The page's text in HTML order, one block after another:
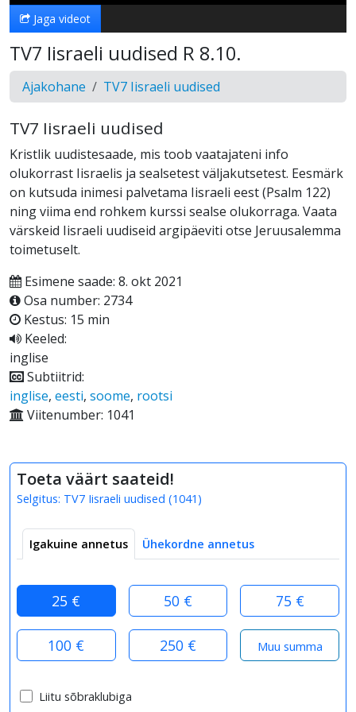
Jaga videot
TV7 Iisraeli uudised R 8.10.
Ajakohane TV7 Iisraeli uudised
TV7 Iisraeli uudised
Kristlik uudistesaade, mis toob vaatajateni info
olukorrast Iisraelis ja sealsetest väljakutsetest. Eesmärk
on kutsuda inimesi palvetama Iisraeli eest (Psalm 122)
ning viima end rohkem kurssi sealse olukorraga. Vaata
värskeid Iisraeli uudiseid argipäeviti otse Jeruusalemma
toimetuselt.
Esimene saade: 8. okt 2021
Osa number: 2734
Kestus: 15 min
Keeled:
inglise
Subtiitrid:
inglise, eesti, soome, rootsi
Viitenumber: 1041
Toeta väärt saateid!
Selgitus: TV7 Iisraeli uudised (1041 )
Igakuine annetus Ühekordne annetus
25 € 50 € 75 €
100 € 250 €
Liitu sõbraklubiga